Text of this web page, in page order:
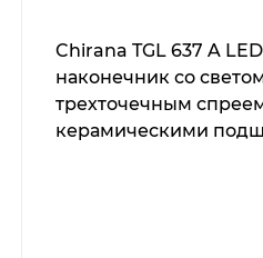
Chirana TGL 637 A
наконечник со
трехточечным
керамическими